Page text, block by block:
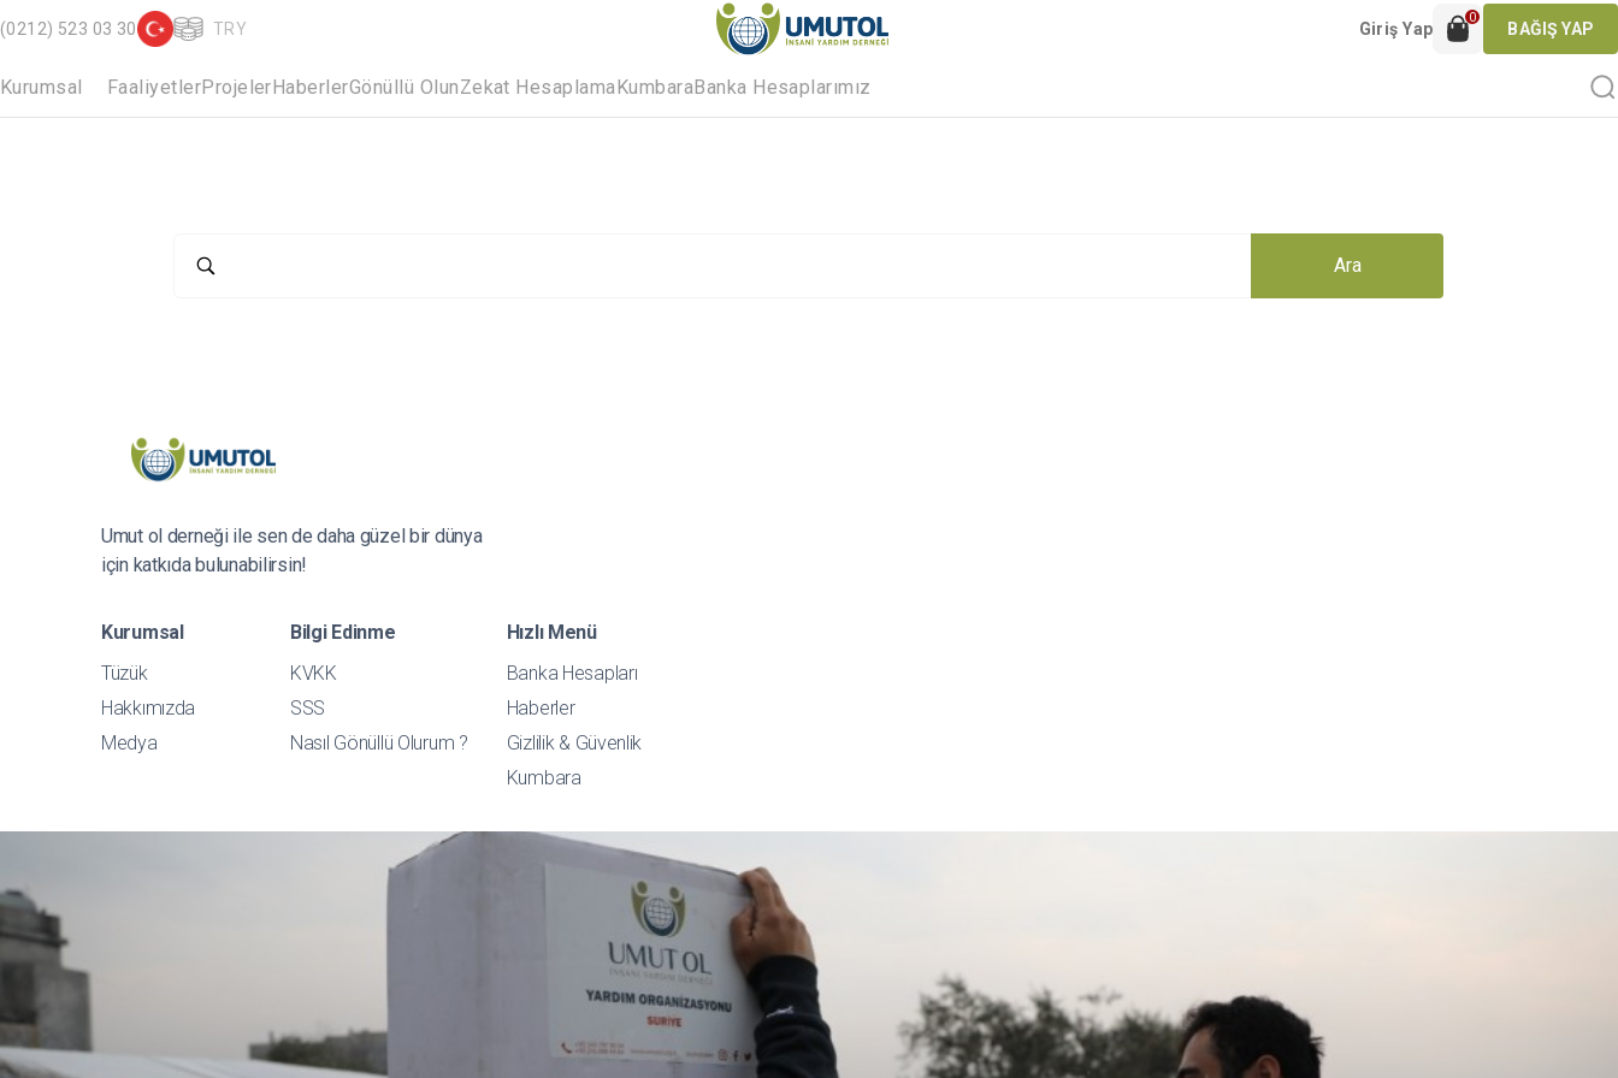
(0212) 523 03 30 TRY Giriş Yap
0
BAĞIŞ YAP
Kurumsal FaaliyetlerProjelerHaberlerGönüllü OlunZekat HesaplamaKumbaraBanka Hesaplarımız
Ara
Umut ol derneği ile sen de daha güzel bir dünya
için katkıda bulunabilirsin!
Kurumsal
Tüzük
Hakkımızda
Medya
Bilgi Edinme
KVKK
SSS
Nasıl Gönüllü Olurum ?
Hızlı Menü
Banka Hesapları
Haberler
Gizlilik & Güvenlik
Kumbara